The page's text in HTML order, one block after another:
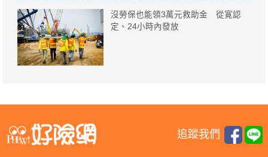
沒勞保也能領3萬元救助金 從寛認
定、24小時內發放
追蹤我們